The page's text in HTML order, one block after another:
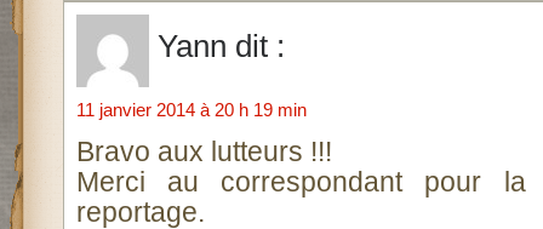
Yann dit :
11 janvier 2014 à 20 h 19 min
Bravo aux lutteurs !!!
Merci au correspondant pour
reportage.